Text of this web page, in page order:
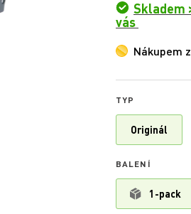
Skladem
vás
Nákupem
TYP
Originál
BALENÍ
1-pack